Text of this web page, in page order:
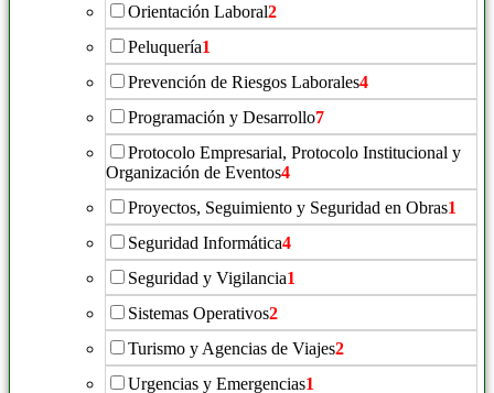
Orientación Laboral2
Peluquería1
Prevención de Riesgos Laborales4
Programación y Desarrollo7
Protocolo Empresarial, Protocolo Institucional y
Organización de Eventos4
Proyectos, Seguimiento y Seguridad en Obras1
Seguridad Informática4
Seguridad y Vigilancia1
Sistemas Operativos2
Turismo y Agencias de Viajes2
Urgencias y Emergencias1